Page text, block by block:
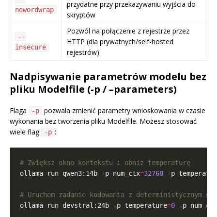
nowordwrap
przydatne przy przekazywaniu wyjścia do
skryptów
--
insecure
Pozwól na połączenie z rejestrze przez
HTTP (dla prywatnych/self-hosted
rejestrów)
Nadpisywanie parametrów modelu bez
pliku Modelfile (-p / –parameters)
Flaga -p
pozwala zmienić parametry wnioskowania w czasie
wykonania bez tworzenia pliku Modelfile. Możesz stosować
wiele flag
-p :
# Zwiększ okno kontekstu i obniż temperaturę
ollama run qwen3:14b -p num_ctx=32768 -p
# Uruchom zadanie kodowania z deterministycznym
ollama run devstral:24b -p temperature=0 -p num_ctx